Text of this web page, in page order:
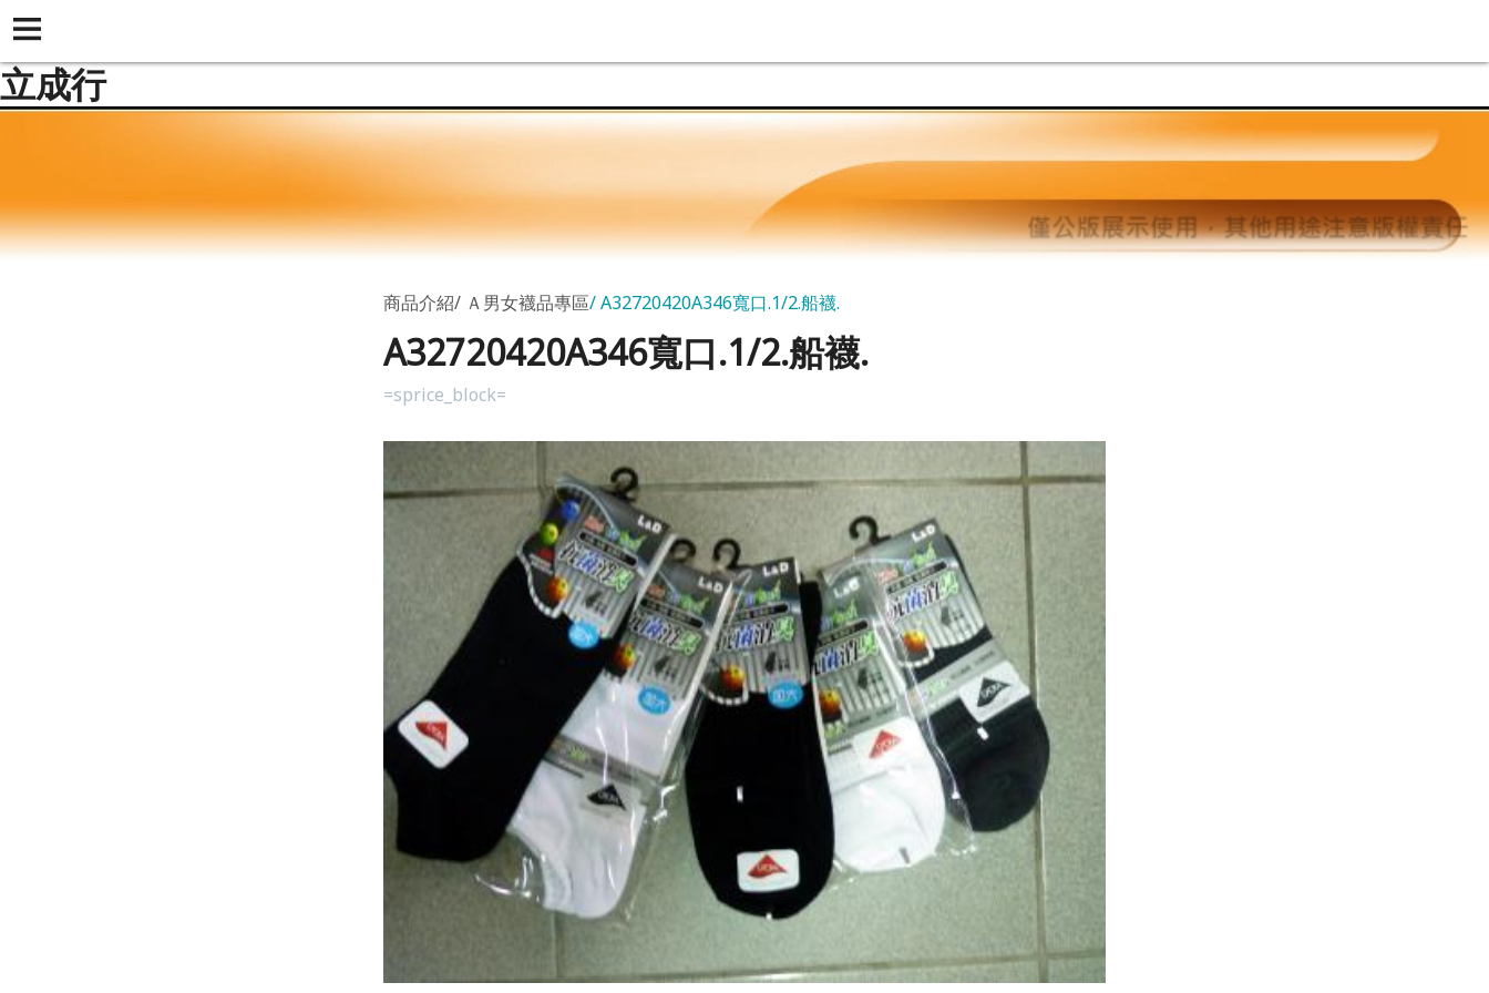
立成行
商品介紹 Ａ男女襪品專區 A32720420A346寬口.1/2.船襪.
A32720420A346寬口.1/2.船襪.
=sprice_block=